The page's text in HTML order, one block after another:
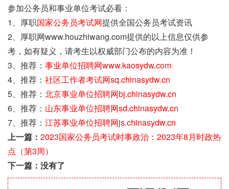
参加公务员和事业单位考试必看：
1、厚职国家公务员考试网提供全国公务员考试资讯
2、厚职网www.houzhiwang.com提供的以上信息仅供参
考，如有疑义，请考生以权威部门公布的内容为准！
3、推荐： 事业单位招聘网www.kaosydw.com
4、推荐： 社区工作者考试网sq.chinasydw.cn
5、推荐： 北京事业单位招聘网bj.chinasydw.cn
6、推荐： 山东事业单位招聘网sd.chinasydw.cn
7、推荐： 江苏事业单位招聘网js.chinasydw.cn
上一篇： 2023国家公务员考试时事政治：2023年8月时政热
点（第3周）
下一篇：没有了